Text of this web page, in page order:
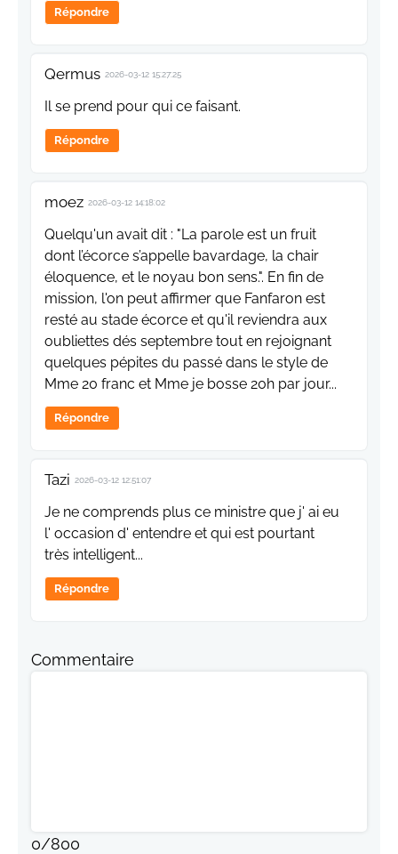
Répondre
Qermus 2026-03-12 15:27:25
Il se prend pour qui ce faisant.
Répondre
moez 2026-03-12 14:18:02
Quelqu'un avait dit : "La parole est un fruit
dont l’écorce s’appelle bavardage, la chair
éloquence, et le noyau bon sens.". En fin de
mission, l'on peut affirmer que Fanfaron est
resté au stade écorce et qu'il reviendra aux
oubliettes dés septembre tout en rejoignant
quelques pépites du passé dans le style de
Mme 20 franc et Mme je bosse 20h par jour...
Répondre
Tazi 2026-03-12 12:51:07
Je ne comprends plus ce ministre que j' ai eu
l' occasion d' entendre et qui est pourtant
très intelligent...
Répondre
Commentaire
0/800